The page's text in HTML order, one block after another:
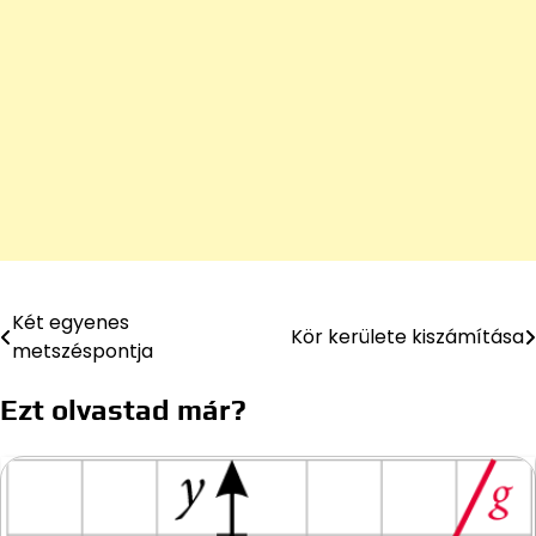
Bejegyzés
navigáció
Két egyenes
metszéspontja
Kör kerülete kiszámítása
Ezt olvastad már?